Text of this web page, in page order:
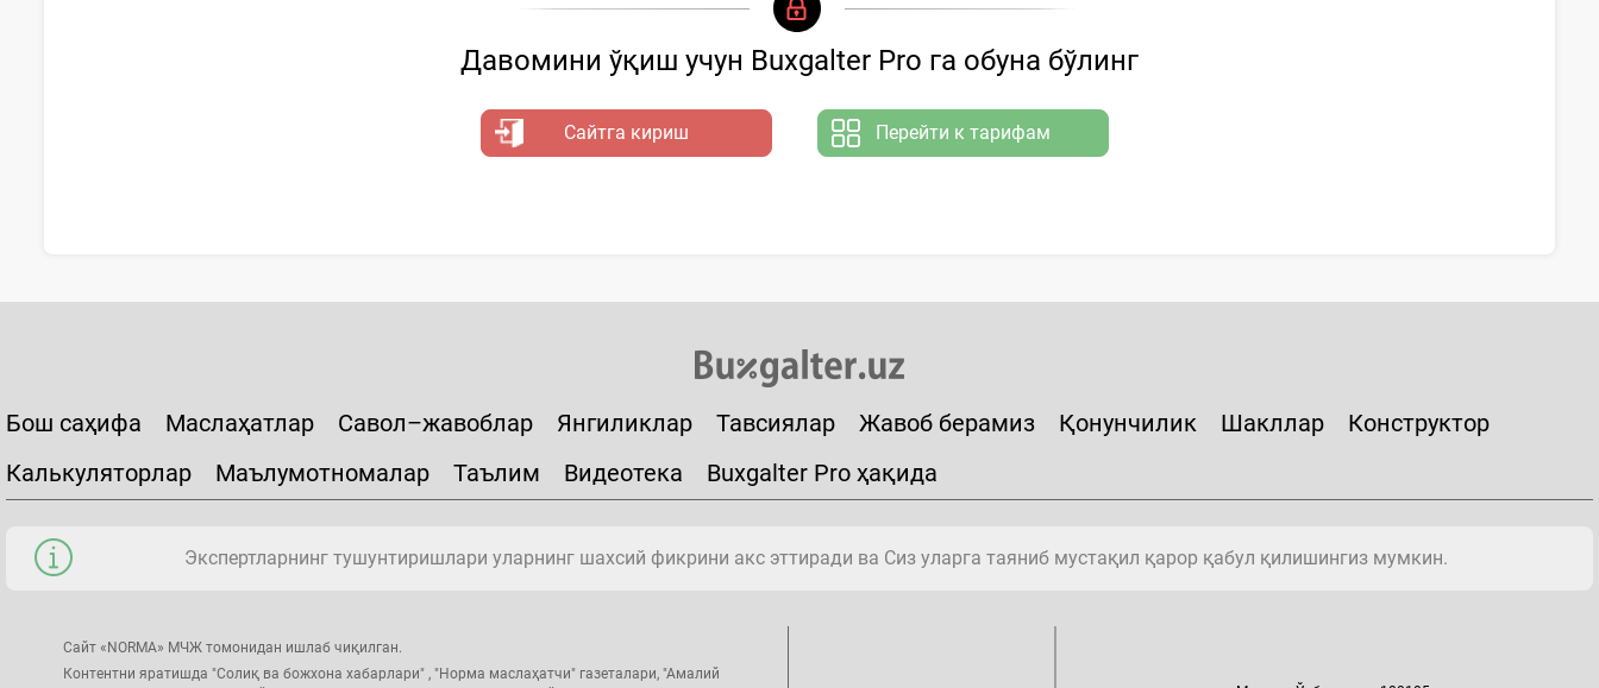
Давомини ўқиш учун Buxgalter Pro га обуна бўлинг
Сайтга кириш Перейти к тарифам
Бош саҳифа Маслаҳатлар Савол–жавоблар Янгиликлар Тавсиялар Жавоб берамиз Қонунчилик Шакллар
Конструктор
Калькуляторлар
Маълумотномалар Таълим Видеотека Buxgalter Pro ҳақида
Экспертларнинг тушунтиришлари уларнинг шахсий фикрини акс эттиради ва Сиз уларга таяниб мустақил қарор қабул қилишингиз мумкин.
Сайт «NORMA» МЧЖ томонидан ишлаб чиқилган.
Контентни яратишда "Солиқ ва божхона хабарлари" , "Норма маслаҳатчи" газеталари, "Амалий